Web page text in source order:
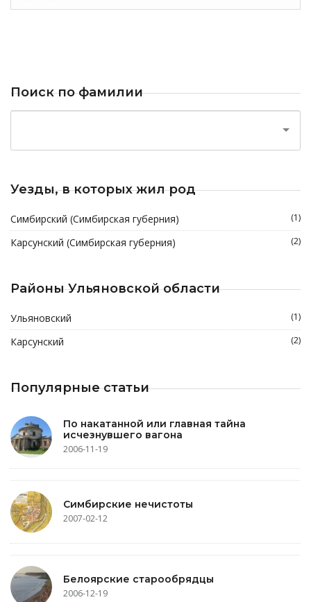
Поиск по фамилии
Уезды, в которых жил род
Симбирский (Симбирская губерния) (1)
Карсунский (Симбирская губерния) (2)
Районы Ульяновской области
Ульяновский (1)
Карсунский (2)
Популярные статьи
По накатанной или главная тайна
исчезнувшего вагона
2006-11-19
Симбирские нечистоты
2007-02-12
Белоярские старообрядцы
2006-12-19